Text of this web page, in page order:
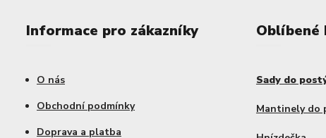
Informace pro zákazníky
O nás
Obchodní podmínky
Doprava a platba
Oblíbené
Sady do
Mantinely do